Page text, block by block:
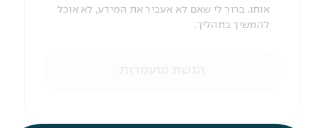
אותו. ברור לי שאם לא אעביר את המידע, לא אוכל
להמשיך בתהליך.